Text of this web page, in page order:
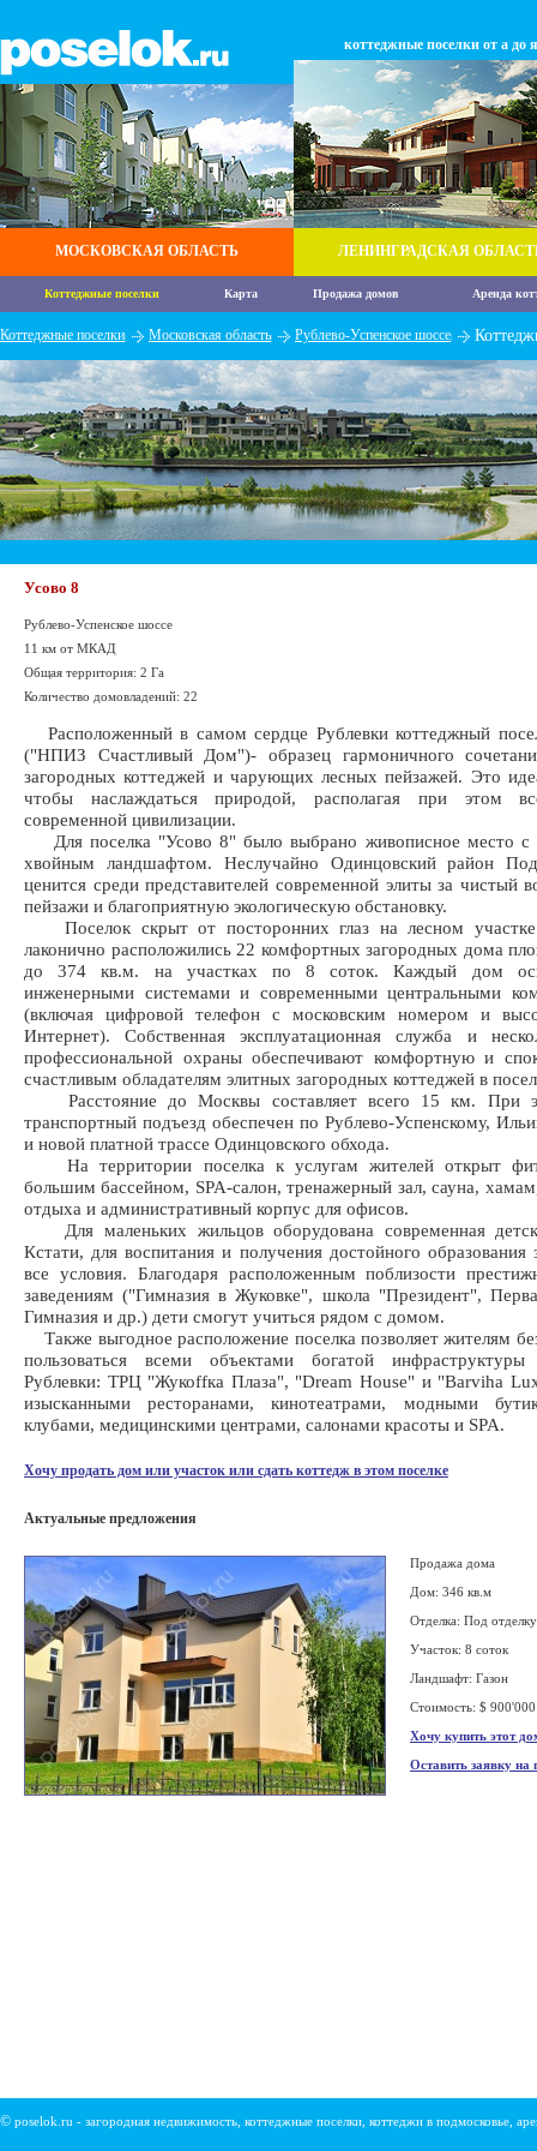
МОСКОВСКАЯ ОБЛАСТЬ
коттеджные поселки от а до я
ЛЕНИНГРАДСКАЯ
Коттеджные поселки Карта Продажа домов Аренда
Коттеджные поселки Московская область Рублево-Успенское шоссе
Усово 8
Рублево-Успенское шоссе
11 км от МКАД
Общая территория: 2 Га
Количество домовладений: 22
Расположенный в самом сердце Рублевки коттеджный
("НПИЗ Счастливый Дом")- образец гармоничного
загородных коттеджей и чарующих лесных пейзажей. Это
чтобы наслаждаться природой, располагая при этом
современной цивилизации.
Для поселка "Усово 8" было выбрано живописное место с
хвойным ландшафтом. Неслучайно Одинцовский район
ценится среди представителей современной элиты за чистый
пейзажи и благоприятную экологическую обстановку.
Поселок скрыт от посторонних глаз на лесном
лаконично расположились 22 комфортных загородных дома
до 374 кв.м. на участках по 8 соток. Каждый дом
инженерными системами и современными центральными
(включая цифровой телефон с московским номером и
Интернет). Собственная эксплуатационная служба и
профессиональной охраны обеспечивают комфортную и
счастливым обладателям элитных загородных коттеджей в
Расстояние до Москвы составляет всего 15 км. При
транспортный подъезд обеспечен по Рублево-Успенскому,
и новой платной трассе Одинцовского обхода.
На территории поселка к услугам жителей открыт
большим бассейном, SPA-салон, тренажерный зал, сауна,
отдыха и административный корпус для офисов.
Для маленьких жильцов оборудована современная
Кстати, для воспитания и получения достойного образования
все условия. Благодаря расположенным поблизости
заведениям ("Гимназия в Жуковке", школа "Президент",
Гимназия и др.) дети смогут учиться рядом с домом.
Также выгодное расположение поселка позволяет жителям
пользоваться всеми объектами богатой инфраструктуры
Рублевки: ТРЦ "Жукоffка Плаза", "Dream House" и "Barviha
изысканными ресторанами, кинотеатрами, модными
клубами, медицинскими центрами, салонами красоты и SPA.
Хочу продать дом или участок или сдать коттедж в этом поселке
Актуальные предложения
Продажа дома
Дом: 346 кв.м
Отделка: Под отделку
Участок: 8 соток
Ландшафт: Газон
Стоимость: $ 900'000
Хочу купить этот
Оставить заявку на
© poselok.ru - загородная недвижимость, коттеджные поселки, коттеджи в подмосковье,